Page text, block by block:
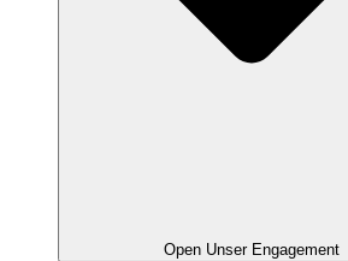
Open Unser Engagement